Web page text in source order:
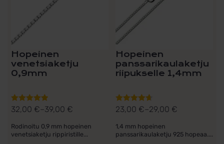
Hopeinen
venetsiaketju
0,9mm
Arvostelu
5.00/ 5
32,00 €–39,00 €
Hintaluokka:
32,00 €
-
Rodinoitu 0,9 mm hopeinen
venetsiaketju rippiristille...
tuotteen
sivulla.
Hopeinen
panssarikaulaketju
riipukselle 1,4mm
Arvostelu
4.71 / 5
23,00 €–29,00 €
Hintaluokka:
23,00 €
-
1,4 mm hopeinen
panssarikaulaketju 925 hopeaa....
valinnat
tuotteen
sivulla.